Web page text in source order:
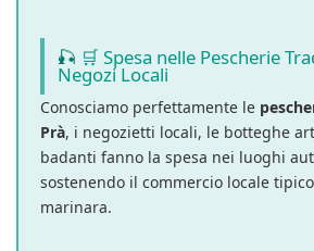
🛒 Spesa nelle Pescherie
Negozi Locali
Conosciamo perfettamente le
Prà, i negozietti locali, le botteghe
badanti fanno la spesa nei luoghi
sostenendo il commercio locale
marinara.